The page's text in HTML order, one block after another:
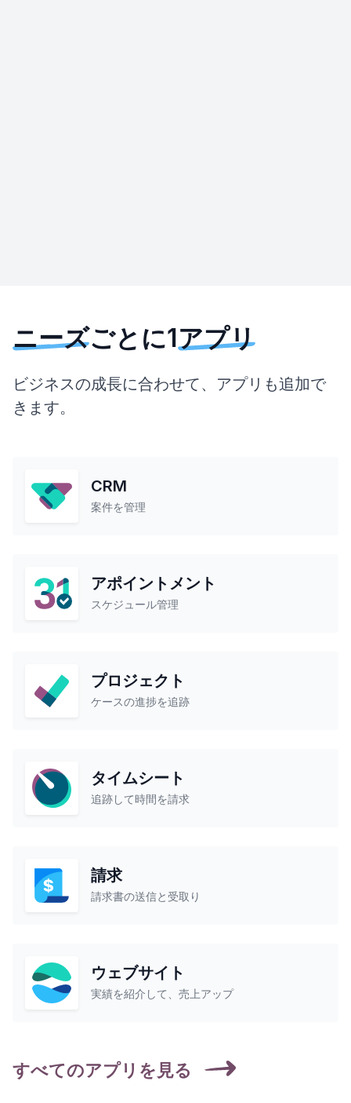
ニーズごとに1アプリ
ビジネスの成長に合わせて、アプリも追加で
きます。
CRM
案件を管理
アポイントメント
スケジュール管理
プロジェクト
ケースの進捗を追跡
タイムシート
追跡して時間を請求
請求
請求書の送信と受取り
ウェブサイト
実績を紹介して、売上アップ
すべてのアプリを見る